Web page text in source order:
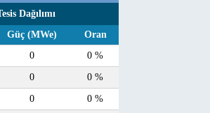
Dağılımı
Güç (MWe)
Oran
0 0 %
0 0 %
0 0 %